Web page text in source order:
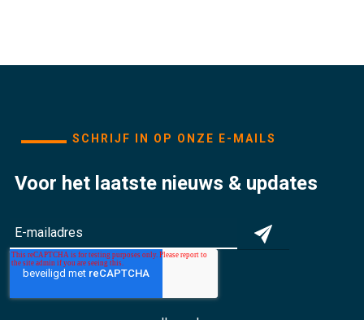
SCHRIJF IN OP ONZE E-MAILS
Voor het laatste nieuws & updates